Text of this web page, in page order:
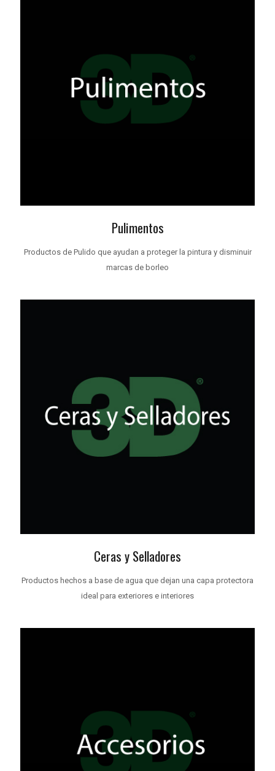
Pulimentos
Productos de Pulido que ayudan a proteger la pintura y disminuir
marcas de borleo
Ceras y Selladores
Productos hechos a base de agua que dejan una capa protectora
ideal para exteriores e interiores